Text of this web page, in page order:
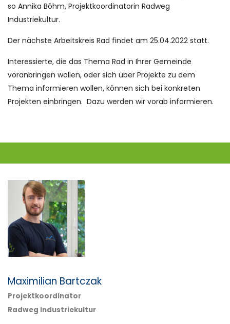
so Annika Böhm, Projektkoordinatorin Radweg
Industriekultur.
Der nächste Arbeitskreis Rad findet am 25.04.2022 statt.
Interessierte, die das Thema Rad in Ihrer Gemeinde
voranbringen wollen, oder sich über Projekte zu dem
Thema informieren wollen, können sich bei konkreten
Projekten einbringen. Dazu werden wir vorab informieren.
Maximilian Bartczak
Projektkoordinator
Radweg Industriekultur